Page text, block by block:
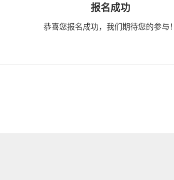
报名成功
恭喜您报名成功，我们期待您的参与！